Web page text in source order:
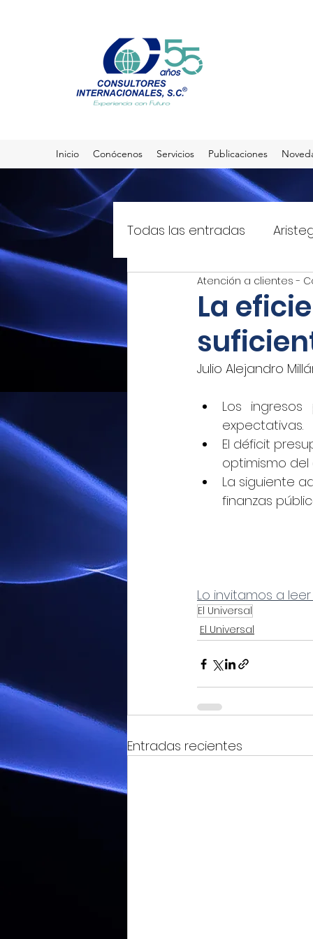
Inicio Conócenos Servicios Publicaciones
Todas las entradas
El Sol de México T21mx
Mexicoxport Enfoque
CNEC Revista Consultoría
Siempre! Presencia de
El Siglo de Durango
La
Atención a clientes -
Julio Alejandro
Los
expectativas.
El déficit
optimismo del
La siguiente
finanzas
Lo invitamos a
El Universal
El Universal
Entradas recientes